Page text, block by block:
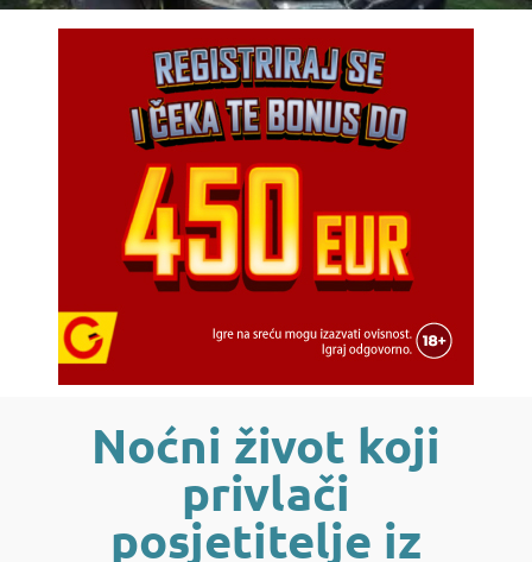
Noćni život koji
privlači
posjetitelje iz